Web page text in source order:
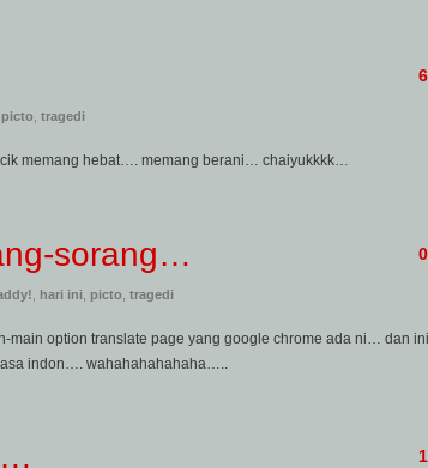
picto tragedi
6
memang hebat…. memang berani… chaiyukkkk…
sorang…
hari ini picto tragedi
0
main option translate page yang google chrome ada ni… dan
indon…. wahahahahahaha…..
1